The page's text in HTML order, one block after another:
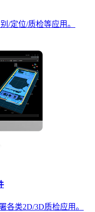
/定位/质检等应用。
各类2D/3D质检应用。